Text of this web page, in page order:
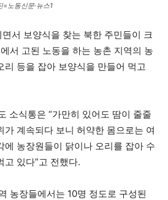
노동신문·뉴스1
서 보양식을 찾는 북한 주민들이 크
서 고된 노동을 하는 농촌 지역의 농
리 등을 잡아 보양식을 만들어 먹고
소식통은 “가만히 있어도 땀이 줄줄
가 계속되다 보니 허약한 몸으로는 여
에 농장원들이 닭이나 오리를 잡아 수
고 있다”고 전했다.
농장들에서는 10명 정도로 구성된